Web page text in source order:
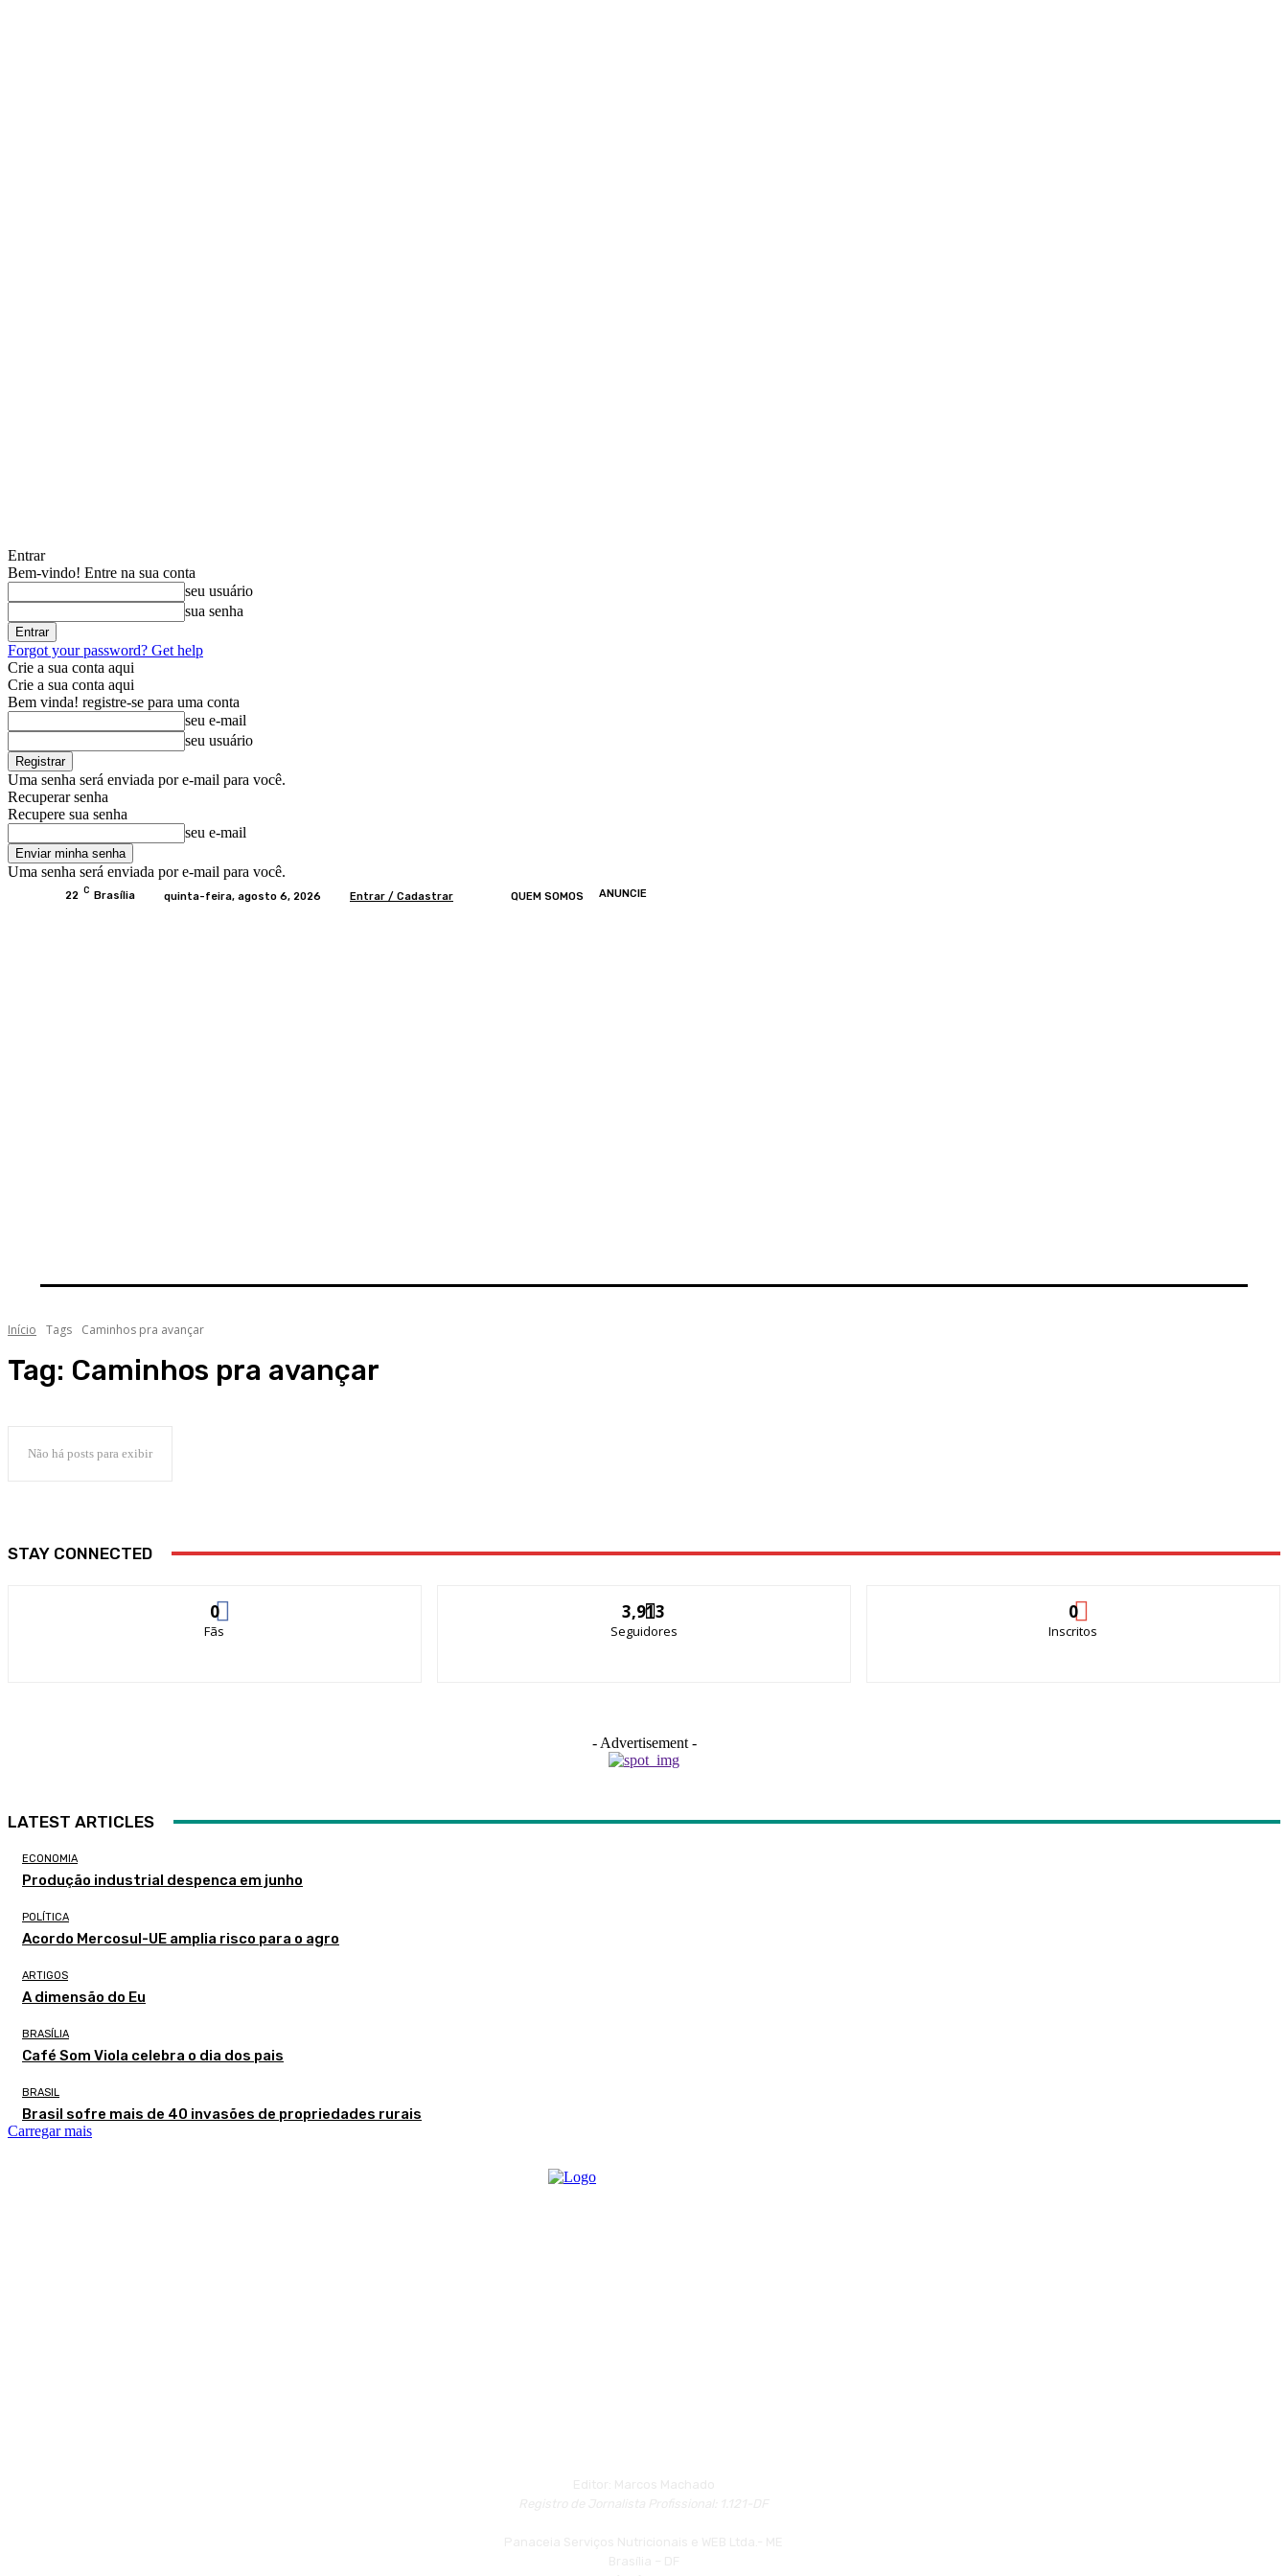
Entrar
Bem-vindo! Entre na sua conta
seu usuário
sua senha
Forgot your password? Get help
Crie a sua conta aqui
Crie a sua conta aqui
Bem vinda! registre-se para uma conta
seu e-mail
seu usuário
Uma senha será enviada por e-mail para você.
Recuperar senha
Recupere sua senha
seu e-mail
Uma senha será enviada por e-mail para você.
22 C Brasília quinta-feira, agosto 6, 2026 Entrar / Cadastrar QUEM SOMOS ANUNCIE
Início Tags Caminhos pra avançar
Tag: Caminhos pra avançar
Não há posts para exibir
STAY CONNECTED
0
Fãs
3,913
Seguidores
0
Inscritos
- Advertisement -
LATEST ARTICLES
ECONOMIA
Produção industrial despenca em junho
POLÍTICA
Acordo Mercosul-UE amplia risco para o agro
ARTIGOS
A dimensão do Eu
BRASÍLIA
Café Som Viola celebra o dia dos pais
BRASIL
Brasil sofre mais de 40 invasões de propriedades rurais
Carregar mais